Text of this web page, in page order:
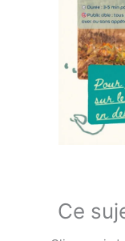
Ce